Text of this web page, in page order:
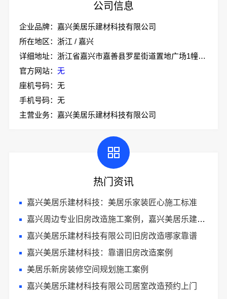
公司信息
企业品牌：嘉兴美居乐建材科技有限公司
所在地区：浙江 / 嘉兴
详细地址：浙江省嘉兴市嘉善县罗星街道置地广场1幢701-7
官方网站： 无
座机号码：无
手机号码：无
主营业务：嘉兴美居乐建材科技有限公司
热门资讯
嘉兴美居乐建材科技：美居乐家装匠心施工标准
嘉兴周边专业旧房改造施工案例，嘉兴美居乐建材科技
嘉兴美居乐建材科技有限公司旧房改造哪家靠谱
嘉兴美居乐建材科技：靠谱旧房改造案例
美居乐新房装修空间规划施工案例
嘉兴美居乐建材科技有限公司居室改造预约上门